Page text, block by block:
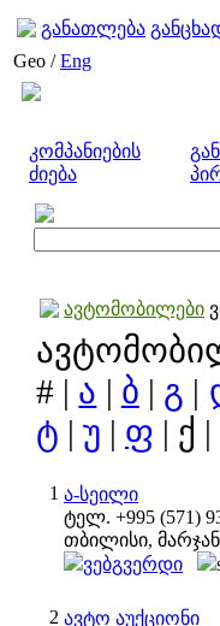
განათლება
Geo /Eng
კომპანიების
ძიება
ავტომობილები
# | ა | ბ | გ |
ტ | უ | ფ | ქ
1 ა-სეილი
ტელ. +995 (571)
თბილისი,
ვებგვერდი
2 ავტო აუქციონი